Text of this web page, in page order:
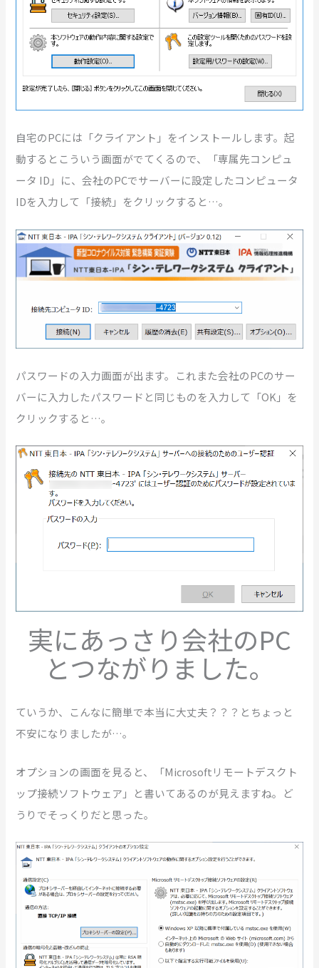
自宅のPCには「クライアント」をインストールします。起
動するとこういう画面がでてくるので、「専属先コンピュ
ータ ID」に、会社のPCでサーバーに設定したコンピュータ
IDを入力して「接続」をクリックすると…。
パスワードの入力画面が出ます。これまた会社のPCのサー
バーに入力したパスワードと同じものを入力して「OK」を
クリックすると…。
実にあっさり会社のPC
とつながりました。
ていうか、こんなに簡単で本当に大丈夫？？？とちょっと
不安になりましたが…。
オプションの画面を見ると、「Microsoftリモートデスクト
ップ接続ソフトウェア」と書いてあるのが見えますね。ど
うりでそっくりだと思った。